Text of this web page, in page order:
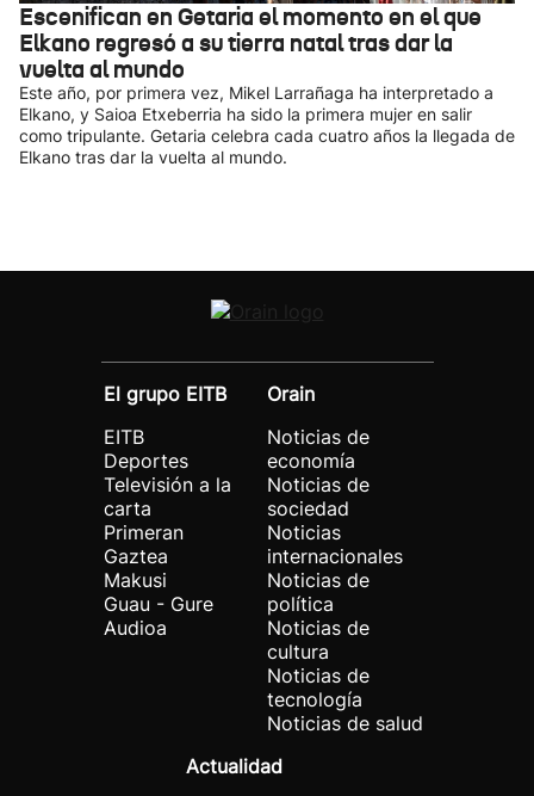
Escenifican en Getaria el momento en el que
Elkano regresó a su tierra natal tras dar la
vuelta al mundo
Este año, por primera vez, Mikel Larrañaga ha interpretado a
Elkano, y Saioa Etxeberria ha sido la primera mujer en salir
como tripulante. Getaria celebra cada cuatro años la llegada de
Elkano tras dar la vuelta al mundo.
El grupo EITB
EITB
Deportes
Televisión a la
carta
Primeran
Gaztea
Makusi
Guau - Gure
Audioa
Orain
Noticias de
economía
Noticias de
sociedad
Noticias
internacionales
Noticias de
política
Noticias de
cultura
Noticias de
tecnología
Noticias de salud
Actualidad